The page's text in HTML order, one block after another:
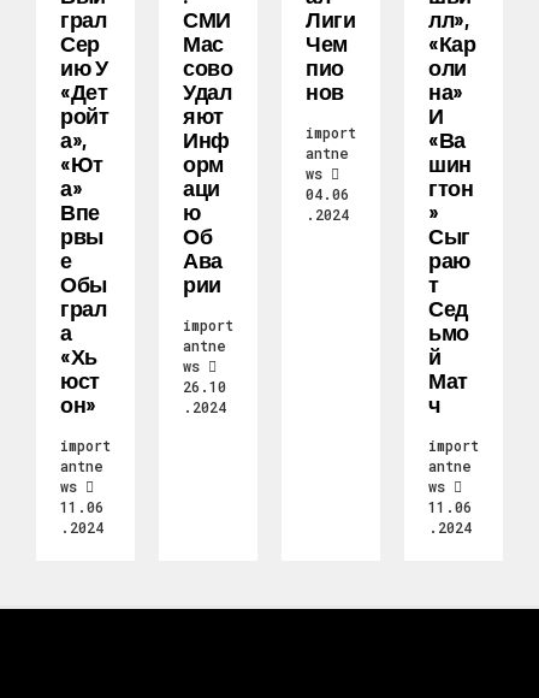
Грал
Сер
Ию У
«Дет
Ройт
А»,
«Ют
А»
Впе
Рвы
Е
Обы
Грал
А
«Хь
Юст
Он»
import
antne
ws
11.06
.2024
СМИ
Мас
Сово
Удал
Яют
Инф
Орм
Аци
Ю
Об
Ава
Рии
import
antne
ws
26.10
.2024
Лиги
Чем
Пио
Нов
import
antne
ws
04.06
.2024
Лл»,
«Кар
Оли
На»
И
«Ва
Шин
Гтон
»
Сыг
Раю
Т
Сед
Ьмо
Й
Мат
Ч
import
antne
ws
11.06
.2024